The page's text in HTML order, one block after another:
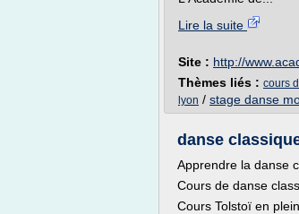
Lire la suite
Site : http://
Thèmes liés : cours
lyon / stage danse
danse
Apprendre la danse
Cours de danse
Cours Tolstoï en